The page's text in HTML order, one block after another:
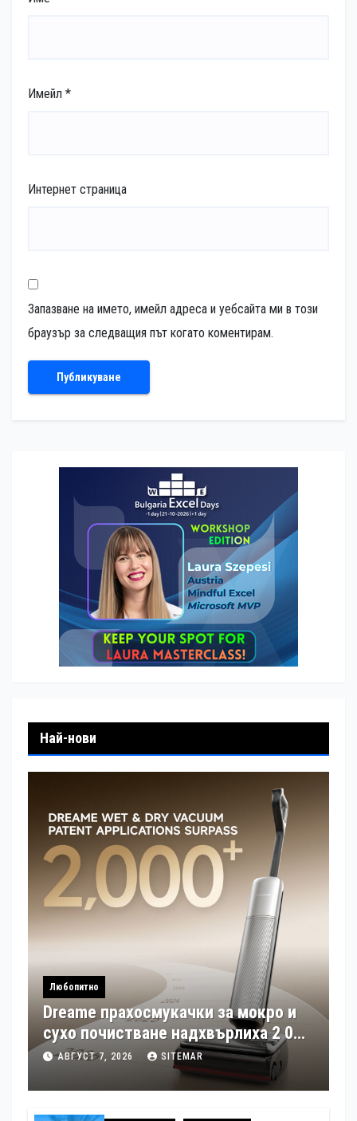
Имейл *
Интернет страница
Запазване на името, имейл адреса и уебсайта ми в този
браузър за следващия път когато коментирам.
Най-нови
Любопитно
Dreame прахосмукачки за мокро и
сухо почистване надхвърлиха 2 000
патентни заявки в световен мащаб
АВГУСТ 7, 2026 SITEMAR